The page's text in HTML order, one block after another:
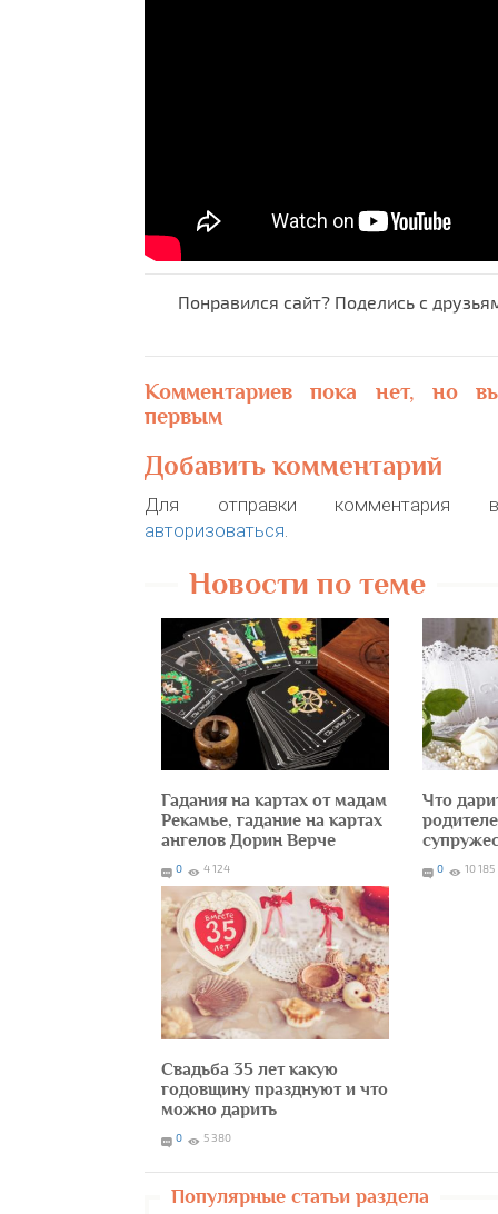
Понравился сайт? Поделись с
Комментариев пока нет, но
первым
Добавить комментарий
Для отправки комментария
авторизоваться
Новости по теме
Гадания на картах от мадам
Рекамье, гадание на картах
ангелов Дорин Верче
0 4 124
Что
0 10 185
Свадьба 35 лет какую
годовщину празднуют и что
можно дарить
0 5 380
Популярные статьи раздела